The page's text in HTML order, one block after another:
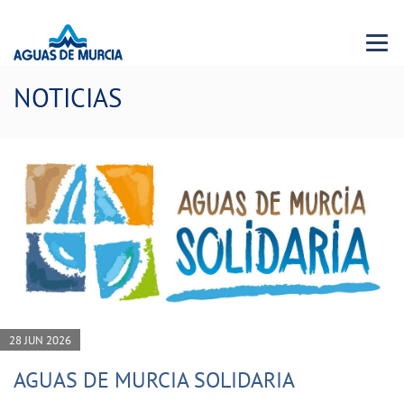
Menu
NOTICIAS
28 JUN 2026
AGUAS DE MURCIA SOLIDARIA